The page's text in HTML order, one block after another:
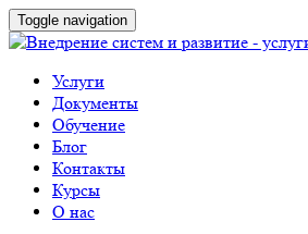
Toggle navigation
Услуги
Документы
Обучение
Блог
Контакты
Курсы
О нас